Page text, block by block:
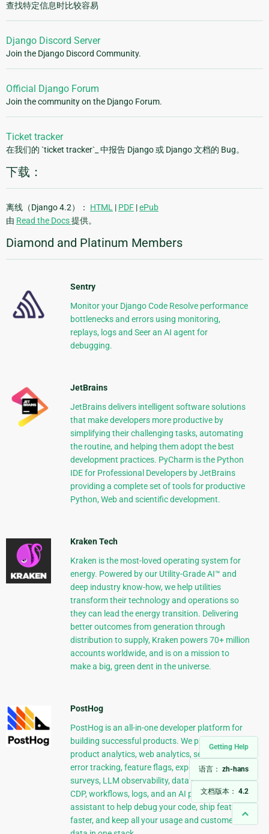
Getting Help
语言： zh-hans
文档版本： 4.2
查找特定信息时比较容易
Django Discord Server
Join the Django Discord Community.
Official Django Forum
Join the community on the Django Forum.
Ticket tracker
在我们的 `ticket tracker`_ 中报告 Django 或 Django 文档的 Bug。
下载：
离线（Django 4.2）： HTML | PDF |ePub
由 Read the Docs提供。
Diamond and Platinum Members
Sentry
Monitor your Django Code Resolve performance
bottlenecks and errors using monitoring,
replays, logs and Seer an AI agent for
debugging.
JetBrains
JetBrains delivers intelligent software solutions
that make developers more productive by
simplifying their challenging tasks, automating
the routine, and helping them adopt the best
development practices. PyCharm is the Python
IDE for Professional Developers by JetBrains
providing a complete set of tools for productive
Python, Web and scientific development.
Kraken Tech
Kraken is the most-loved operating system for
energy. Powered by our Utility-Grade AI™ and
deep industry know-how, we help utilities
transform their technology and operations so
they can lead the energy transition. Delivering
better outcomes from generation through
distribution to supply, Kraken powers 70+ million
accounts worldwide, and is on a mission to
make a big, green dent in the universe.
PostHog
PostHog is an all-in-one developer platform for
building successful products. We provide
product analytics, web analytics, session replay,
error tracking, feature flags, experiments,
surveys, LLM observability, data warehouse,
CDP, workflows, logs, and an AI product
assistant to help debug your code, ship features
faster, and keep all your usage and customer